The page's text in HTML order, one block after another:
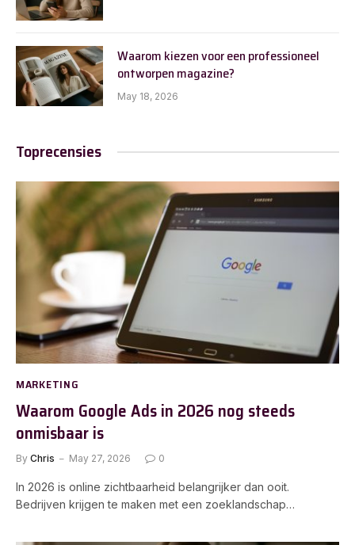
Waarom kiezen voor een professioneel
ontworpen magazine?
May 18, 2026
Toprecensies
MARKETING
Waarom Google Ads in 2026 nog steeds
onmisbaar is
By Chris May 27, 2026 0
In 2026 is online zichtbaarheid belangrijker dan ooit.
Bedrijven krijgen te maken met een zoeklandschap…